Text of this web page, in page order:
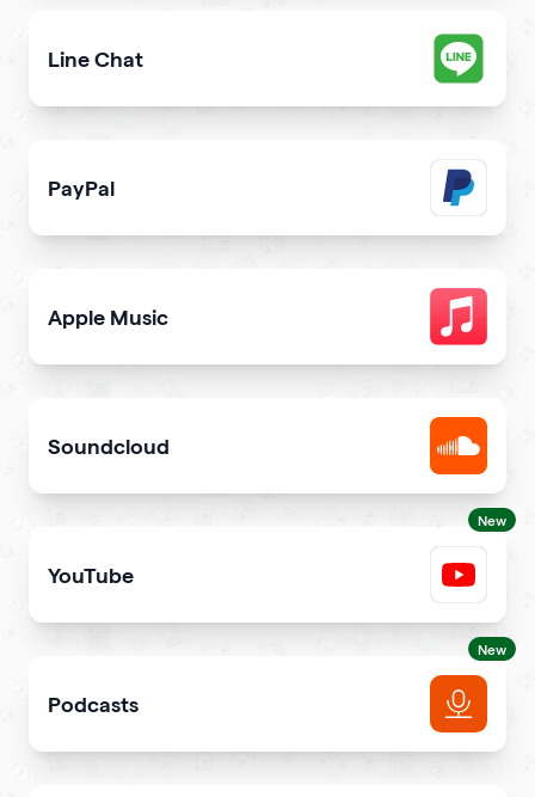
Line Chat
PayPal
Get paid and donation with PayPal
Apple Music
Soundcloud
New
YouTube
New
Podcasts